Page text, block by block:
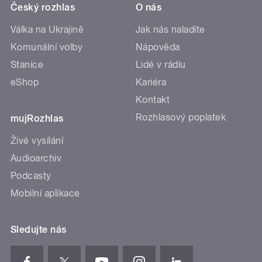
Český rozhlas
Válka na Ukrajině
Komunální volby
Stanice
eShop
mujRozhlas
Živé vysílání
Audioarchiv
Podcasty
Mobilní aplikace
O nás
Jak nás naladíte
Nápověda
Lidé v rádiu
Kariéra
Kontakt
Rozhlasový poplatek
Sledujte nás